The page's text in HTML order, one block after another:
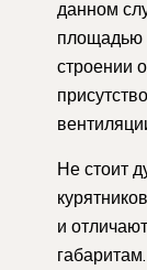
данном
площадью
строении
Не стоит
и